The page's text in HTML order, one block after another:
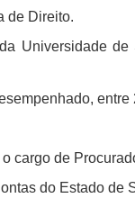
de Direito.
Universidade
cargo de
do Estado de